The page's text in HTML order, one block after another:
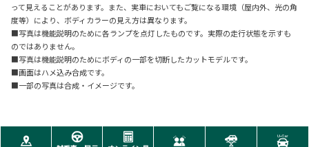
って見えることがあります。また、実車においてもご覧になる環境（屋内外、光の角
度等）により、ボディカラーの見え方は異なります。
■写真は機能説明のために各ランプを点灯したものです。実際の走行状態を示すも
のではありません。
■写真は機能説明のためにボディの一部を切断したカットモデルです。
■画面はハメ込み合成です。
■一部の写真は合成・イメージです。